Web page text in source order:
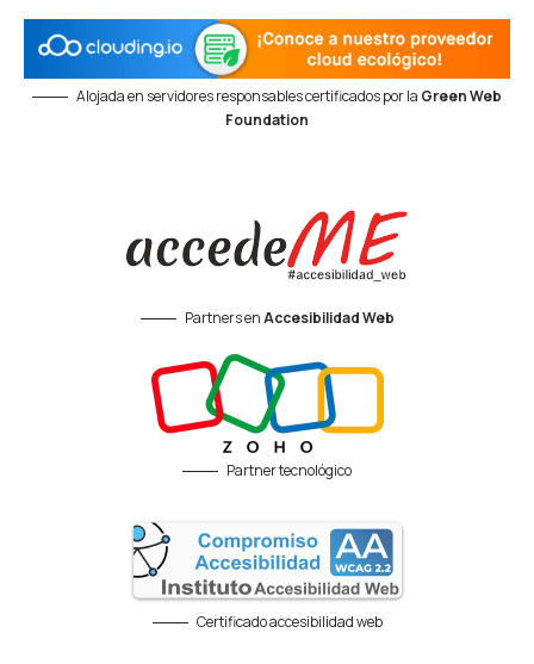
Alojada en servidores responsables certificados por la Green Web
Foundation
Partners enAccesibilidad Web
Partner tecnológico
Certificado accesibilidad web